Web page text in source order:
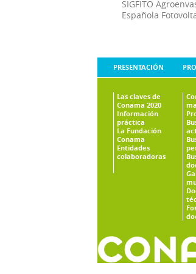
SIGFITO
Española
PRESENTACIÓN
Las claves de
Conama 2020
Información
práctica
La Fundación
Conama
Entidades
colaboradoras